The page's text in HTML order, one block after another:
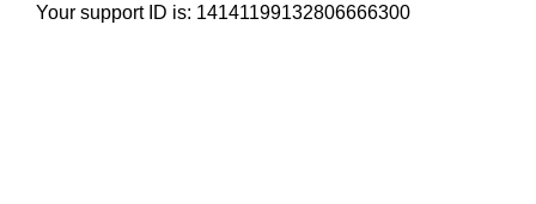
Your support ID is: 14141199132806666300